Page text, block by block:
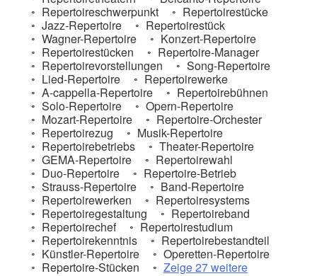
Repertoireschwerpunkt
Repertoirestücke
Jazz-Repertoire
Repertoirestück
Wagner-Repertoire
Konzert-Repertoire
Repertoirestücken
Repertoire-Manager
Repertoirevorstellungen
Song-Repertoire
Lied-Repertoire
Repertoirewerke
A-cappella-Repertoire
Repertoirebühnen
Solo-Repertoire
Opern-Repertoire
Mozart-Repertoire
Repertoire-Orchester
Repertoirezug
Musik-Repertoire
Repertoirebetriebs
Theater-Repertoire
GEMA-Repertoire
Repertoirewahl
Duo-Repertoire
Repertoire-Betrieb
Strauss-Repertoire
Band-Repertoire
Repertoirewerken
Repertoiresystems
Repertoiregestaltung
Repertoireband
Repertoirechef
Repertoirestudium
Repertoirekenntnis
Repertoirebestandteil
Künstler-Repertoire
Operetten-Repertoire
Repertoire-Stücken
Zeige 27 weitere